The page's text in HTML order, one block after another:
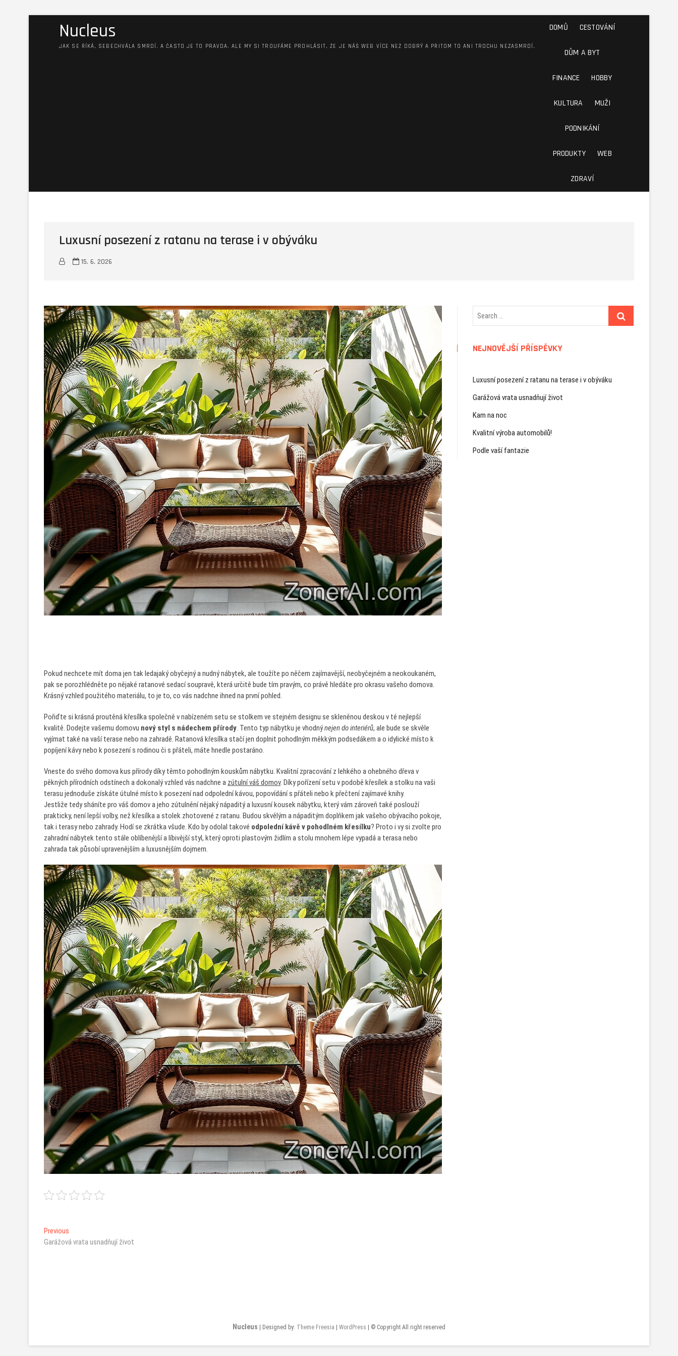
Nucleus
JAK SE ŘÍKÁ, SEBECHVÁLA SMRDÍ. A ČASTO JE TO PRAVDA. ALE MY SI TROUFÁME PROHLÁSIT, ŽE JE NÁŠ WEB VÍCE NEŽ DOBRÝ A PŘITOM TO ANI TROCHU NEZASMRDÍ.
DOMŮ CESTOVÁNÍ
DŮM A BYT
FINANCE HOBBY
KULTURA MUŽI
PODNIKÁNÍ
PRODUKTY WEB
ZDRAVÍ
Luxusní posezení z ratanu na terase i v obýváku
15. 6. 2026
Pokud nechcete mít doma jen tak ledajaký obyčejný a nudný nábytek, ale toužíte po něčem zajímavější, neobyčejném a neokoukaném,
pak se porozhlédněte po nějaké ratanové sedací soupravě, která určitě bude tím pravým, co právě hledáte pro okrasu vašeho domova.
Krásný vzhled použitého materiálu, to je to, co vás nadchne ihned na první pohled.
Pořiďte si krásná proutěná křesílka společně v nabízeném setu se stolkem ve stejném designu se skleněnou deskou v té nejlepší
kvalitě. Dodejte vašemu domovu nový styl s nádechem přírody. Tento typ nábytku je vhodnýnejen do interiérů, ale bude se skvěle
vyjímat také na vaší terase nebo na zahradě. Ratanová křesílka stačí jen doplnit pohodlným měkkým podsedákem a o idylické místo k
popíjení kávy nebo k posezení s rodinou či s přáteli, máte hnedle postaráno.
Vneste do svého domova kus přírody díky těmto pohodlným kouskům nábytku. Kvalitní zpracování z lehkého a ohebného dřeva v
pěkných přírodních odstínech a dokonalý vzhled vás nadchne a zútulní váš domov. Díky pořízení setu v podobě křesílek a stolku na vaši
terasu jednoduše získáte útulné místo k posezení nad odpolední kávou, popovídání s přáteli nebo k přečtení zajímavé knihy.
Jestliže tedy sháníte pro váš domov a jeho zútulnění nějaký nápaditý a luxusní kousek nábytku, který vám zároveň také poslouží
prakticky, není lepší volby, než křesílka a stolek zhotovené z ratanu. Budou skvělým a nápaditým doplňkem jak vašeho obývacího pokoje,
tak i terasy nebo zahrady. Hodí se zkrátka všude. Kdo by odolal takové odpolední kávě v pohodlném křesílku? Proto i vy si zvolte pro
zahradní nábytek tento stále oblíbenější a líbivější styl, který oproti plastovým židlím a stolu mnohem lépe vypadá a terasa nebo
zahrada tak působí upravenějším a luxusnějším dojmem.
Navigace
pro
Previous
post:
Garážová vrata usnadňují život
NEJNOVĚJŠÍ PŘÍSPĚVKY
Luxusní posezení z ratanu na terase i v obýváku
Garážová vrata usnadňují život
Kam na noc
Kvalitní výroba automobilů!
Podle vaší fantazie
Nucleus | Designed by: Theme Freesia WordPress | © Copyright All right reserved